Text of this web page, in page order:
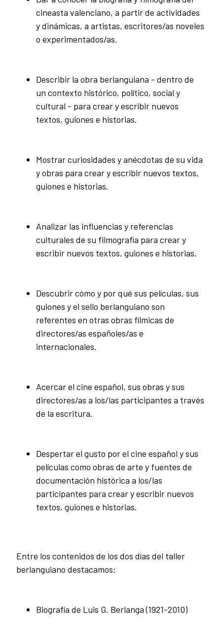
cineasta valenciano, a partir de actividades
y dinámicas, a artistas, escritores/as noveles
o experimentados/as.
Describir la obra berlanguiana - dentro de
un contexto histórico, político, social y
cultural - para crear y escribir nuevos
textos, guiones e historias.
Mostrar curiosidades y anécdotas de su vida
y obras para crear y escribir nuevos textos,
guiones e historias.
Analizar las influencias y referencias
culturales de su filmografía para crear y
escribir nuevos textos, guiones e historias.
Descubrir cómo y por qué sus películas, sus
guiones y el sello berlanguiano son
referentes en otras obras fílmicas de
directores/as españoles/as e
internacionales.
Acercar el cine español, sus obras y sus
directores/as a los/las participantes a través
de la escritura.
Despertar el gusto por el cine español y sus
películas como obras de arte y fuentes de
documentación histórica a los/las
participantes para crear y escribir nuevos
textos, guiones e historias.
Entre los contenidos de los dos días del taller
berlanguiano destacamos:
Biografía de Luis G. Berlanga (1921-2010)